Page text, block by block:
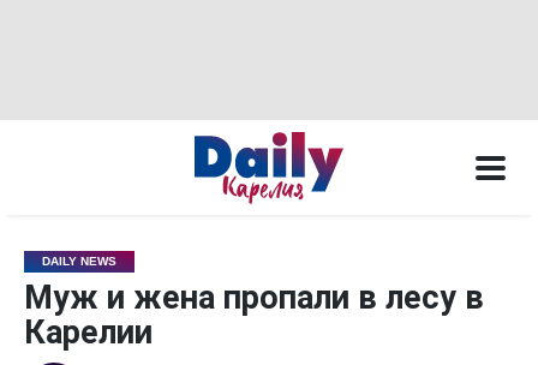
DAILY NEWS
Муж и жена пропали в лесу в
Карелии